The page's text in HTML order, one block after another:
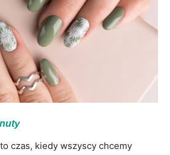
czas, kiedy wszyscy chcemy